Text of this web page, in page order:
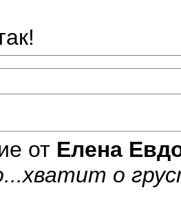
от Елена
о